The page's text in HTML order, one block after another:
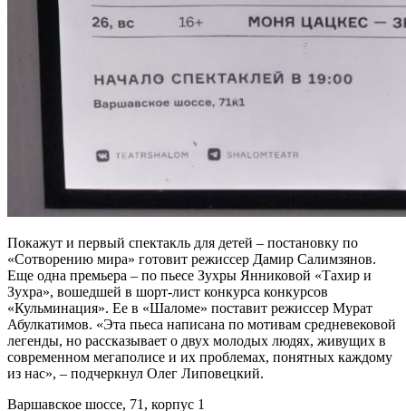
Покажут и первый спектакль для детей – постановку по
«Сотворению мира» готовит режиссер Дамир Салимзянов.
Еще одна премьера – по пьесе Зухры Янниковой «Тахир и
Зухра», вошедшей в шорт-лист конкурса конкурсов
«Кульминация». Ее в «Шаломе» поставит режиссер Мурат
Абулкатимов. «Эта пьеса написана по мотивам средневековой
легенды, но рассказывает о двух молодых людях, живущих в
современном мегаполисе и их проблемах, понятных каждому
из нас», – подчеркнул Олег Липовецкий.
Варшавское шоссе, 71, корпус 1